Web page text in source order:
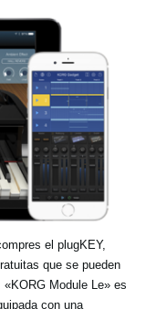
el plugKEY,
que se pueden
Module Le» es
con una